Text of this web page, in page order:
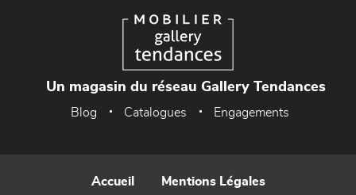
Un magasin du réseau Gallery Tendances
Blog Catalogues Engagements
Accueil Mentions Légales